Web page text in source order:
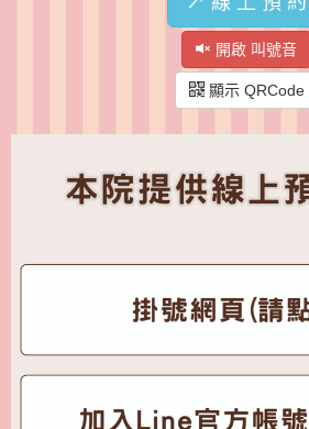
開啟 叫號音
顯示 QRCode